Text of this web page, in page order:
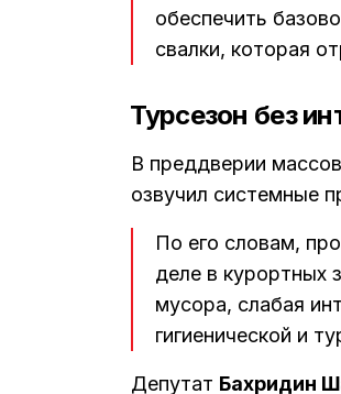
обеспечить
свалки, которая
Турсезон без
В преддверии
озвучил системные
По его словам,
деле в курортных
мусора, слабая
гигиенической и
Депутат Бахридин